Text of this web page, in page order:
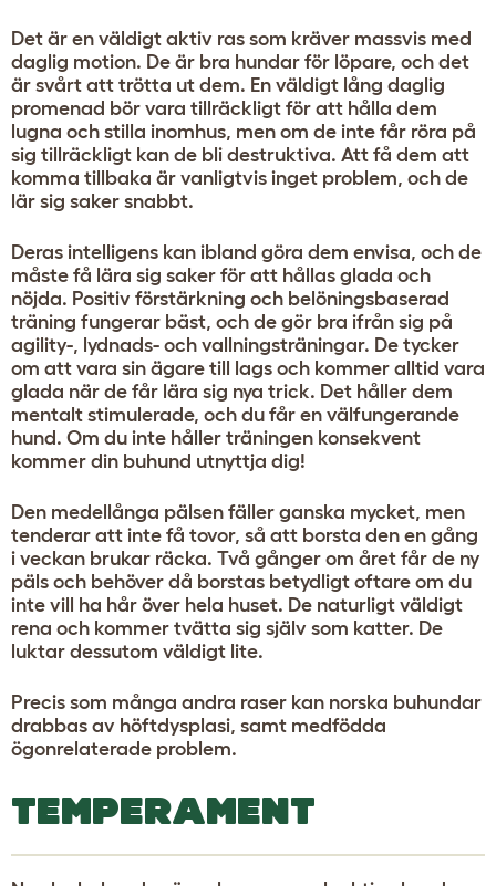
Det är en väldigt aktiv ras som kräver massvis med
daglig motion. De är bra hundar för löpare, och det
är svårt att trötta ut dem. En väldigt lång daglig
promenad bör vara tillräckligt för att hålla dem
lugna och stilla inomhus, men om de inte får röra på
sig tillräckligt kan de bli destruktiva. Att få dem att
komma tillbaka är vanligtvis inget problem, och de
lär sig saker snabbt.
Deras intelligens kan ibland göra dem envisa, och de
måste få lära sig saker för att hållas glada och
nöjda. Positiv förstärkning och belöningsbaserad
träning fungerar bäst, och de gör bra ifrån sig på
agility-, lydnads- och vallningsträningar. De tycker
om att vara sin ägare till lags och kommer alltid vara
glada när de får lära sig nya trick. Det håller dem
mentalt stimulerade, och du får en välfungerande
hund. Om du inte håller träningen konsekvent
kommer din buhund utnyttja dig!
Den medellånga pälsen fäller ganska mycket, men
tenderar att inte få tovor, så att borsta den en gång
i veckan brukar räcka. Två gånger om året får de ny
päls och behöver då borstas betydligt oftare om du
inte vill ha hår över hela huset. De naturligt väldigt
rena och kommer tvätta sig själv som katter. De
luktar dessutom väldigt lite.
Precis som många andra raser kan norska buhundar
drabbas av höftdysplasi, samt medfödda
ögonrelaterade problem.
TEMPERAMENT